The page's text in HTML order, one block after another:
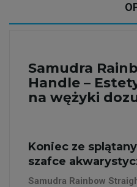
Samudra
Handle –
na wężyki
Koniec ze
szafce
Samudra Rainbow